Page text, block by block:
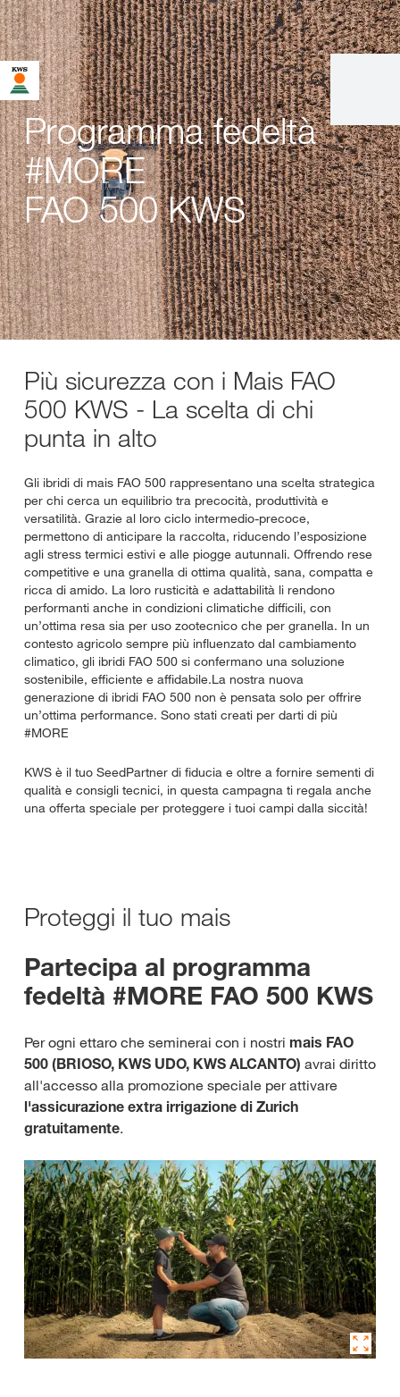
Programma fedeltà
#MORE
FAO 500 KWS
Più sicurezza con i Mais FAO
500 KWS - La scelta di chi
punta in alto
Gli ibridi di mais FAO 500 rappresentano una scelta strategica
per chi cerca un equilibrio tra precocità, produttività e
versatilità. Grazie al loro ciclo intermedio-precoce,
permettono di anticipare la raccolta, riducendo l’esposizione
agli stress termici estivi e alle piogge autunnali. Offrendo rese
competitive e una granella di ottima qualità, sana, compatta e
ricca di amido. La loro rusticità e adattabilità li rendono
performanti anche in condizioni climatiche difficili, con
un’ottima resa sia per uso zootecnico che per granella. In un
contesto agricolo sempre più influenzato dal cambiamento
climatico, gli ibridi FAO 500 si confermano una soluzione
sostenibile, efficiente e affidabile.La nostra nuova
generazione di ibridi FAO 500 non è pensata solo per offrire
un’ottima performance. Sono stati creati per darti di più
#MORE
KWS è il tuo SeedPartner di fiducia e oltre a fornire sementi di
qualità e consigli tecnici, in questa campagna ti regala anche
una offerta speciale per proteggere i tuoi campi dalla siccità!
Proteggi il tuo mais
Partecipa al programma
fedeltà #MORE FAO 500 KWS
Per ogni ettaro che seminerai con i nostri mais FAO
500 (BRIOSO, KWS UDO, KWS ALCANTO) avrai diritto
all'accesso alla promozione speciale per attivare
l'assicurazione extra irrigazione di Zurich
gratuitamente.